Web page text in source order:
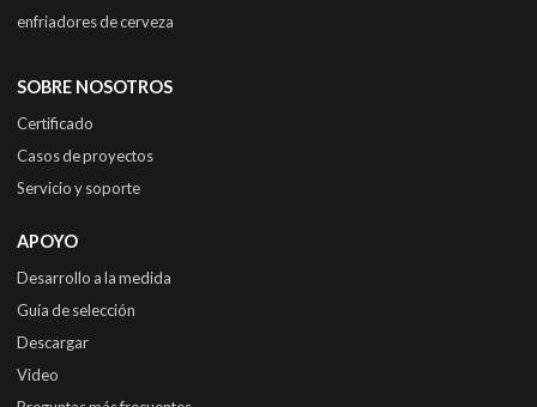
enfriadores de cerveza
SOBRE NOSOTROS
Certificado
Casos de proyectos
Servicio y soporte
APOYO
Desarrollo a la medida
Guía de selección
Descargar
Video